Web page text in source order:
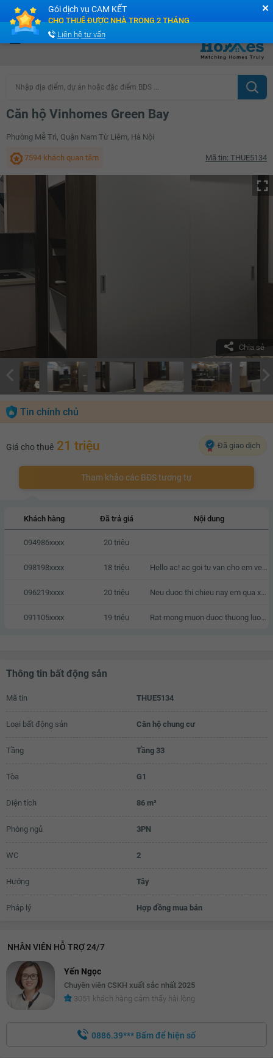
Cộng đồng Môi giới bPRO
Nhập địa điểm, dự án hoặc đặc điểm BĐS ...
Căn hộ Vinhomes Green Bay
Phường Mễ Trì, Quận Nam Từ Liêm, Hà Nội
7594 khách quan tâm Mã tin: THUE5134
Chia sẻ
Tin chính chủ
Giá cho thuê 21 triệu Đã giao dịch
Tham khảo các BĐS tương tự
Khách hàng Đã trả giá Nội dung
094986xxxx 20 triệu
098198xxxx 18 triệu Hello ac! ac goi tu van cho em ve can o nay voi a, em cam on.
096219xxxx 20 triệu Neu duoc thi chieu nay em qua xem nha
091105xxxx 19 triệu Rat mong muon duoc thuong luong
Thông tin bất động sản
Mã tin THUE5134
Loại bất động sản Căn hộ chung cư
Tầng Tầng 33
Tòa G1
Diện tích 86 m²
Phòng ngủ 3PN
WC 2
Hướng Tây
Pháp lý Hợp đồng mua bán
NHÂN VIÊN HỖ TRỢ 24/7
Yến Ngọc
Chuyên viên CSKH xuất sắc nhất 2025
3051 khách hàng cảm thấy hài lòng
0886.39*** Bấm để hiện số
✕
Gói dịch vụ CAM KẾT
CHO THUÊ ĐƯỢC NHÀ TRONG 2 THÁNG
Liên hệ tư vấn